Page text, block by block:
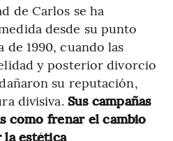
de Carlos se ha
desde su punto
de 1990, cuando las
y posterior divorcio
su reputación,
divisiva. Sus campañas
como frenar el cambio
estética